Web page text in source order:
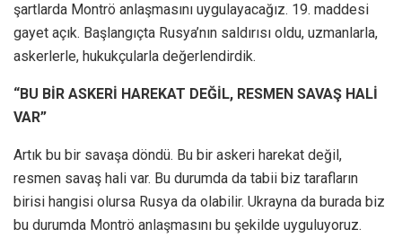
şartlarda Montrö anlaşmasını uygulayacağız. 19. maddesi
gayet açık. Başlangıçta Rusya’nın saldırısı oldu, uzmanlarla,
askerlerle, hukukçularla değerlendirdik.
“BU BİR ASKERİ HAREKAT DEĞİL, RESMEN SAVAŞ HALİ
VAR”
Artık bu bir savaşa döndü. Bu bir askeri harekat değil,
resmen savaş hali var. Bu durumda da tabii biz tarafların
birisi hangisi olursa Rusya da olabilir. Ukrayna da burada biz
bu durumda Montrö anlaşmasını bu şekilde uyguluyoruz.